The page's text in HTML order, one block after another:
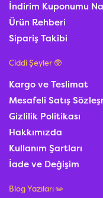
İndirim Kuponumu
Ürün Rehberi
Sipariş Takibi
Ciddi Şeyler 🥸
Kargo ve Teslimat
Mesafeli Satış
Gizlilik Politikası
Hakkımızda
Kullanım Şartları
İade ve Değişim
Blog Yazıları ✏️